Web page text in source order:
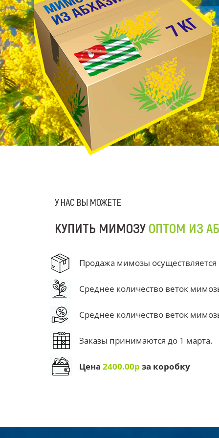
У НАС ВЫ МОЖЕТЕ
КУПИТЬ МИМОЗУ ОПТОМ ИЗ
Продажа мимозы осуществляется
Среднее количество веток
Среднее количество веток
Заказы принимаются до 1 марта.
Цена 2400.00р за коробку